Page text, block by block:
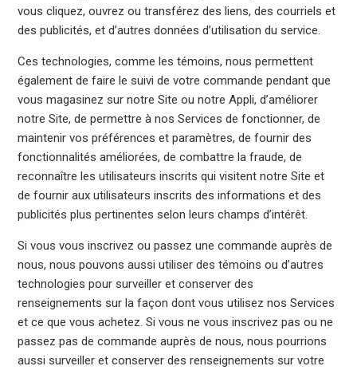
vous cliquez, ouvrez ou transférez des liens, des courriels et
des publicités, et d’autres données d’utilisation du service.
Ces technologies, comme les témoins, nous permettent
également de faire le suivi de votre commande pendant que
vous magasinez sur notre Site ou notre Appli, d’améliorer
notre Site, de permettre à nos Services de fonctionner, de
maintenir vos préférences et paramètres, de fournir des
fonctionnalités améliorées, de combattre la fraude, de
reconnaître les utilisateurs inscrits qui visitent notre Site et
de fournir aux utilisateurs inscrits des informations et des
publicités plus pertinentes selon leurs champs d’intérêt.
Si vous vous inscrivez ou passez une commande auprès de
nous, nous pouvons aussi utiliser des témoins ou d’autres
technologies pour surveiller et conserver des
renseignements sur la façon dont vous utilisez nos Services
et ce que vous achetez. Si vous ne vous inscrivez pas ou ne
passez pas de commande auprès de nous, nous pourrions
aussi surveiller et conserver des renseignements sur votre